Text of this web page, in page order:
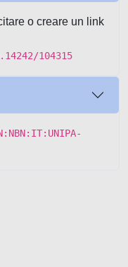
o creare un link
104315